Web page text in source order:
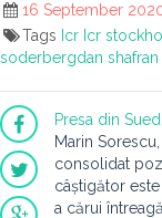
16 September
Tags Icr Icr
soderbergdan shafran
Presa din
Marin
consolidat
câștigător
a cărui